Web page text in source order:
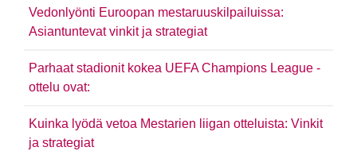
Vedonlyönti Euroopan mestaruuskilpailuissa:
Asiantuntevat vinkit ja strategiat
Parhaat stadionit kokea UEFA Champions League -
ottelu ovat:
Kuinka lyödä vetoa Mestarien liigan otteluista: Vinkit
ja strategiat